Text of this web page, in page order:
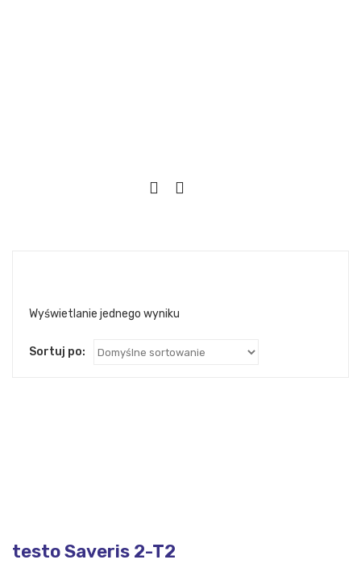
Wyświetlanie jednego wyniku
Sortuj po:
testo Saveris 2-T2